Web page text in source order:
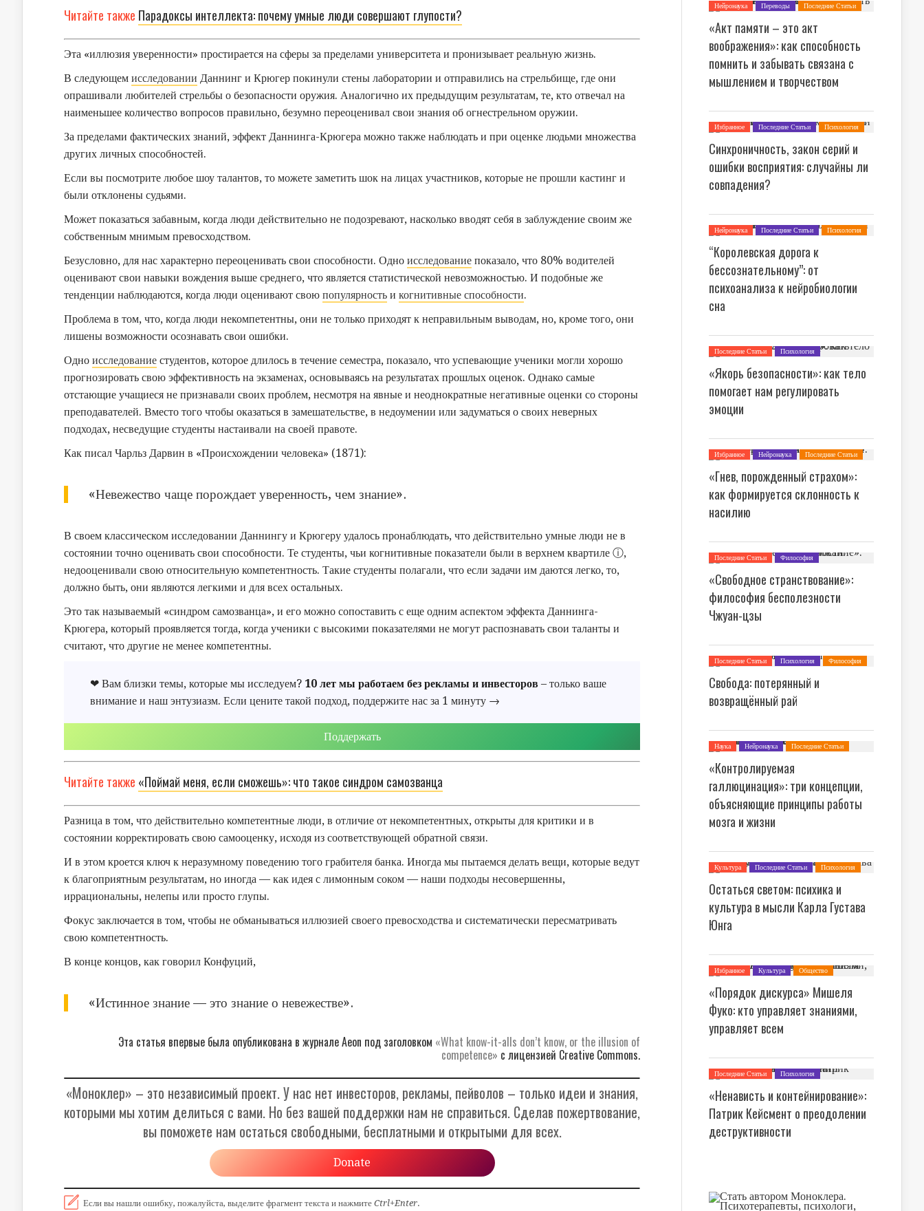
Читайте также Парадоксы интеллекта: почему умные люди совершают глупости?
Эта «иллюзия уверенности» простирается на сферы за пределами университета и пронизывает реальную жизнь.
В следующем исследовании Даннинг и Крюгер покинули стены лаборатории и отправились на стрельбище, где они
опрашивали любителей стрельбы о безопасности оружия. Аналогично их предыдущим результатам, те, кто отвечал на
наименьшее количество вопросов правильно, безумно переоценивал свои знания об огнестрельном оружии.
За пределами фактических знаний, эффект Даннинга-Крюгера можно также наблюдать и при оценке людьми множества
других личных способностей.
Если вы посмотрите любое шоу талантов, то можете заметить шок на лицах участников, которые не прошли кастинг и
были отклонены судьями.
Может показаться забавным, когда люди действительно не подозревают, насколько вводят себя в заблуждение своим же
собственным мнимым превосходством.
Безусловно, для нас характерно переоценивать свои способности. Одно исследование показало, что 80% водителей
оценивают свои навыки вождения выше среднего, что является статистической невозможностью. И подобные же
тенденции наблюдаются, когда люди оценивают свою популярность и когнитивные способности.
Проблема в том, что, когда люди некомпетентны, они не только приходят к неправильным выводам, но, кроме того, они
лишены возможности осознавать свои ошибки.
Одно исследование студентов, которое длилось в течение семестра, показало, что успевающие ученики могли хорошо
прогнозировать свою эффективность на экзаменах, основываясь на результатах прошлых оценок. Однако самые
отстающие учащиеся не признавали своих проблем, несмотря на явные и неоднократные негативные оценки со стороны
преподавателей. Вместо того чтобы оказаться в замешательстве, в недоумении или задуматься о своих неверных
подходах, несведущие студенты настаивали на своей правоте.
Как писал Чарльз Дарвин в «Происхождении человека» (1871):
«Невежество чаще порождает уверенность, чем знание».
В своем классическом исследовании Даннингу и Крюгеру удалось пронаблюдать, что действительно умные люди не в
состоянии точно оценивать свои способности. Те студенты, чьи когнитивные показатели были в верхнем квартиле ⓘ,
недооценивали свою относительную компетентность. Такие студенты полагали, что если задачи им даются легко, то,
должно быть, они являются легкими и для всех остальных.
Это так называемый «синдром самозванца», и его можно сопоставить с еще одним аспектом эффекта Даннинга-
Крюгера, который проявляется тогда, когда ученики с высокими показателями не могут распознавать свои таланты и
считают, что другие не менее компетентны.
❤ Вам близки темы, которые мы исследуем? 10 лет мы работаем без рекламы и инвесторов – только ваше
внимание и наш энтузиазм. Если цените такой подход, поддержите нас за 1 минуту →
Поддержать
Читайте также «Поймай меня, если сможешь»: что такое синдром самозванца
Разница в том, что действительно компетентные люди, в отличие от некомпетентных, открыты для критики и в
состоянии корректировать свою самооценку, исходя из соответствующей обратной связи.
И в этом кроется ключ к неразумному поведению того грабителя банка. Иногда мы пытаемся делать вещи, которые ведут
к благоприятным результатам, но иногда — как идея с лимонным соком — наши подходы несовершенны,
иррациональны, нелепы или просто глупы.
Фокус заключается в том, чтобы не обманываться иллюзией своего превосходства и систематически пересматривать
свою компетентность.
В конце концов, как говорил Конфуций,
«Истинное знание — это знание о невежестве».
Эта статья впервые была опубликована в журнале Aeon под заголовком «What know-it-alls don’t know, or the illusion of
competence» с лицензией Creative Commons.
«Моноклер» – это независимый проект. У нас нет инвесторов, рекламы, пейволов – только идеи и знания,
которыми мы хотим делиться с вами. Но без вашей поддержки нам не справиться. Сделав пожертвование,
вы поможете нам остаться свободными, бесплатными и открытыми для всех.
Donate
Если вы нашли ошибку, пожалуйста, выделите фрагмент текста и нажмите Ctrl+Enter.
Нейронаука Переводы
Последние Статьи
«Акт памяти – это акт
воображения»: как способность
помнить и забывать связана с
мышлением и творчеством
Избранное Последние Статьи Психология
Синхроничность, закон серий и
ошибки восприятия: случайны ли
совпадения?
Нейронаука Последние Статьи Психология
“Королевская дорога к
бессознательному”: от
психоанализа к нейробиологии
сна
Последние Статьи Психология
«Якорь безопасности»: как тело
помогает нам регулировать
эмоции
Избранное Нейронаука
Последние Статьи
«Гнев, порожденный страхом»:
как формируется склонность к
насилию
Последние Статьи Философия
«Свободное странствование»:
философия бесполезности
Чжуан-цзы
Последние Статьи Психология Философия
Свобода: потерянный и
возвращённый рай
Наука Нейронаука
Последние Статьи
«Контролируемая
галлюцинация»: три концепции,
объясняющие принципы работы
мозга и жизни
Культура Последние Статьи
Психология
Остаться светом: психика и
культура в мысли Карла Густава
Юнга
Избранное Культура
Общество
Философия
«Порядок дискурса» Мишеля
Фуко: кто управляет знаниями,
управляет всем
Последние Статьи Психология
«Ненависть и контейнирование»:
Патрик Кейсмент о преодолении
деструктивности